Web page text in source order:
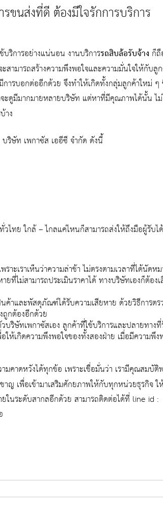
ขนส่งที่ดี ต้องมีใจรักการบริการ
ริการอย่างแน่นอน งานบริการรถสิบล้อรับจ้าง ก็
ามารถสร้างความพึงพอใจและความมั่นใจให้กับลู
ารบอกต่ออีกด้วย จึงทำให้เกิดทั้งกลุ่มลูกค้าใหม่
ะดูมีมากมายหลายบริษัท แต่หาที่มีคุณภาพได้นั้น ไม่
าง
ริษัท เพกาซัส เออีซี จำกัด ดังนี้
ทย ใกล้ – ไกลแค่ไหนก็สามารถส่งให้ถึงมือผู้รับไ
ราะเราเห็นว่าความล่าช้า ไม่ตรงตามเวลาที่ได้นัดห
ที่ไม่สามารถประเมินราคาได้ ทางบริษัทเองก็ต้อง
าและพัสดุภัณฑ์ได้รับความเสียหาย ด้วยวิธีการตร
ถูกต้องอีกด้วย
ริษัทเพกาซัสเอง ลูกค้าที่ใช้บริการและปลายทาง
ห้เกิดความพึงพอใจของทั้งสองฝ่าย เมื่อมีความพึง
มคาดหวังได้ทุกข้อ เพราะเชื่อมั่นว่า เรามีคุณสมบัติ
ญ เพื่อเข้ามาเสริมศักยภาพให้กับทุกหน่วยธุรกิจ ใ
ในระดับสากลอีกด้วย สามารถติดต่อได้ที่ line id :